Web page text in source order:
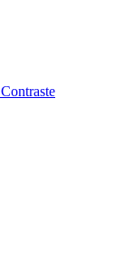
Contraste